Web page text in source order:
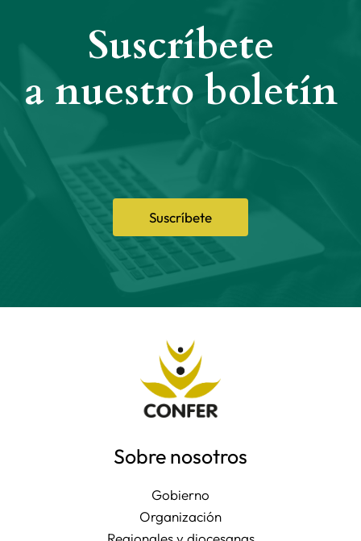
Suscríbete
Suscríbete
a nuestro boletín
Sobre nosotros
Gobierno
Organización